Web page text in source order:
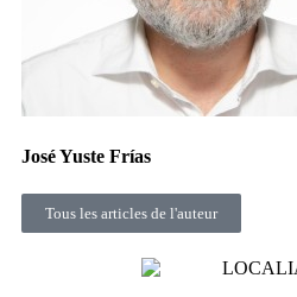
José Yuste Frías
Tous les articles de l'auteur